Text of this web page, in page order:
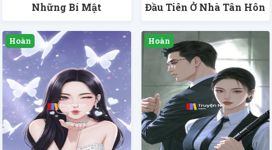
Những Bí Mật
Đầu Tiên Ở Nhà Tân Hôn